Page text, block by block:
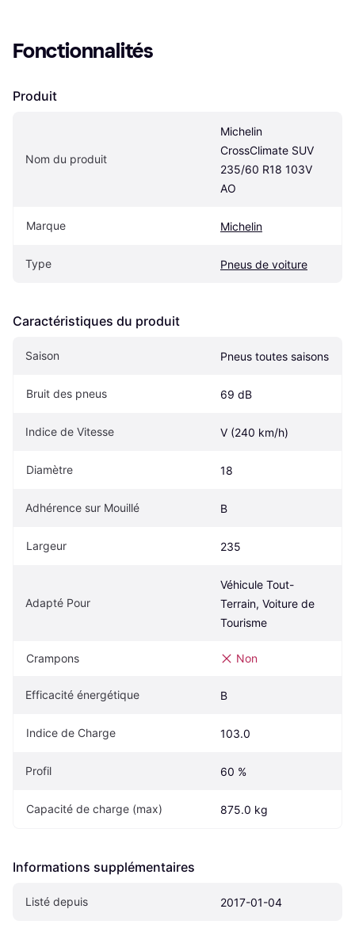
Fonctionnalités
Produit
Nom du produit
Michelin
CrossClimate SUV
235/60 R18 103V
AO
Marque Michelin
Type Pneus de voiture
Caractéristiques du produit
Saison Pneus toutes saisons
Bruit des pneus 69 dB
Indice de Vitesse V (240 km/h)
Diamètre 18
Adhérence sur Mouillé B
Largeur 235
Adapté Pour
Véhicule Tout-
Terrain, Voiture de
Tourisme
Crampons Non
Efficacité énergétique B
Indice de Charge 103.0
Profil 60 %
Capacité de charge (max) 875.0 kg
Informations supplémentaires
Listé depuis 2017-01-04